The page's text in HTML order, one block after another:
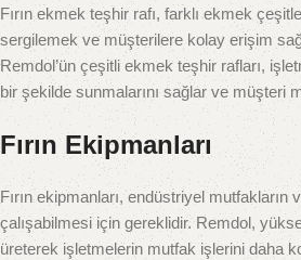
Fırın ekmek teşhir rafı, farklı ekmek
sergilemek ve müşterilere kolay erişim
Remdol’ün çeşitli ekmek teşhir rafları,
bir şekilde sunmalarını sağlar ve müşteri
Fırın Ekipmanları
Fırın ekipmanları, endüstriyel mutfakların
çalışabilmesi için gereklidir. Remdol,
üreterek işletmelerin mutfak işlerini daha